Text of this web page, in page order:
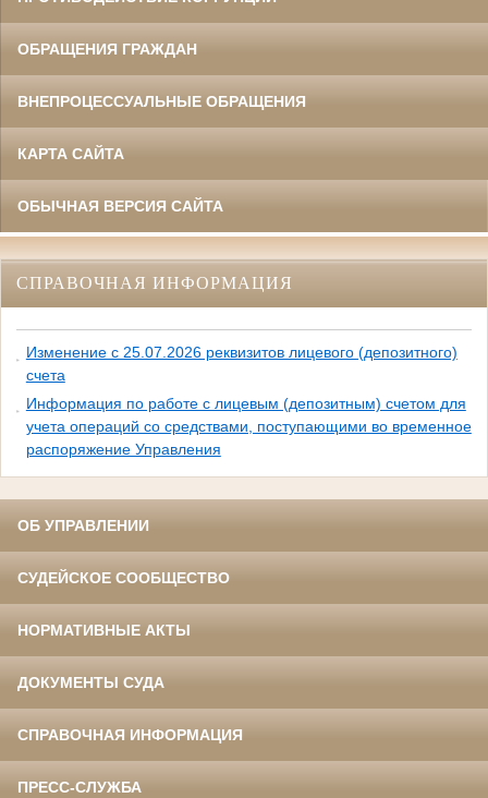
ОБРАЩЕНИЯ ГРАЖДАН
ВНЕПРОЦЕССУАЛЬНЫЕ ОБРАЩЕНИЯ
КАРТА САЙТА
ОБЫЧНАЯ ВЕРСИЯ САЙТА
СПРАВОЧНАЯ ИНФОРМАЦИЯ
Изменение с 25.07.2026 реквизитов лицевого (депозитного)
счета
Информация по работе с лицевым (депозитным) счетом для
учета операций со средствами, поступающими во временное
распоряжение Управления
ОБ УПРАВЛЕНИИ
СУДЕЙСКОЕ СООБЩЕСТВО
НОРМАТИВНЫЕ АКТЫ
ДОКУМЕНТЫ СУДА
СПРАВОЧНАЯ ИНФОРМАЦИЯ
ПРЕСС-СЛУЖБА